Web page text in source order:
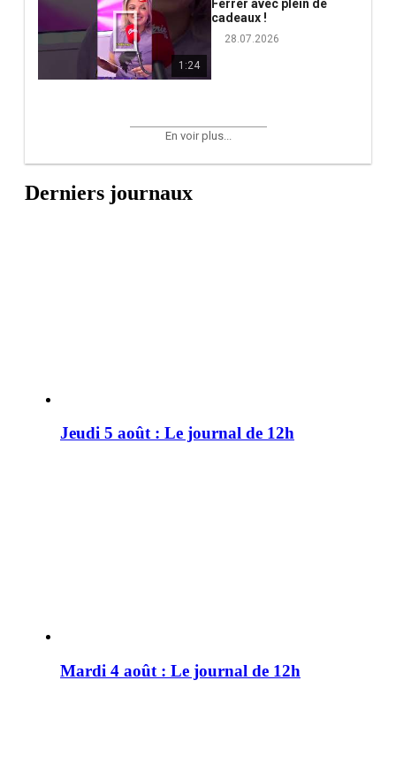
1:24
Ferrer avec plein de
cadeaux !
28.07.2026
En voir plus...
Derniers journaux
Jeudi 5 août : Le journal de 12h
Mardi 4 août : Le journal de 12h